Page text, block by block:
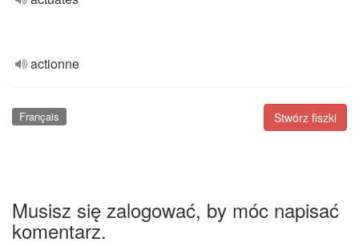
actionne
Stwórz fiszki
Français
Musisz się zalogować, by móc napisać
komentarz.